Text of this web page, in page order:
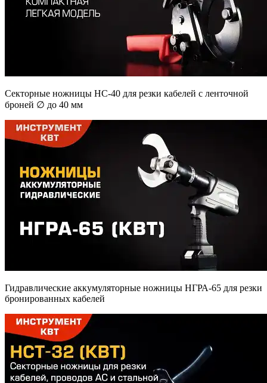
Секторные ножницы НС-40 для резки кабелей с ленточной
броней ∅ до 40 мм
Гидравлические аккумуляторные ножницы НГРА-65 для резки
бронированных кабелей